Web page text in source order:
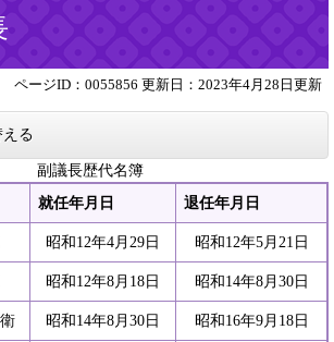
ページID：0055856 更新日：2023年4月28日更新
る
副議長歴代名簿
就任年月日 退任年月日
昭和12年4月29日 昭和12年5月21日
昭和12年8月18日 昭和14年8月30日
昭和14年8月30日 昭和16年9月18日